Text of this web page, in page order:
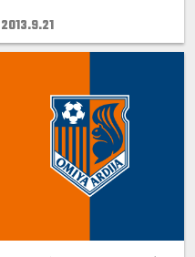
2013.9.21